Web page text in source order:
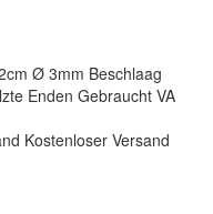
Ø 3mm Beschlaag
Enden Gebraucht VA
Kostenloser Versand